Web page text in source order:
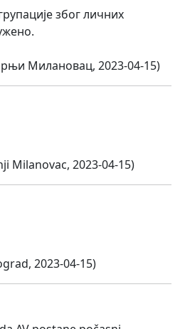
због личних
Милановац, 2023-04-15)
Milanovac, 2023-04-15)
2023-04-15)